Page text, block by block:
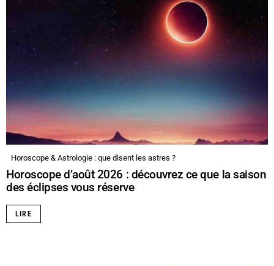
Horoscope & Astrologie : que disent les astres ?
Horoscope d’août 2026 : découvrez ce que la saison
des éclipses vous réserve
LIRE